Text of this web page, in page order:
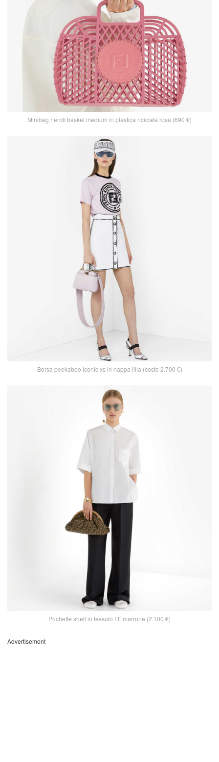
Minibag Fendi basket medium in plastica riciclata rosa (690 €)
Borsa peekaboo iconic xs in nappa lilla (costo 2.700 €)
Pochette shell in tessuto FF marrone (2.100 €)
Advertisement